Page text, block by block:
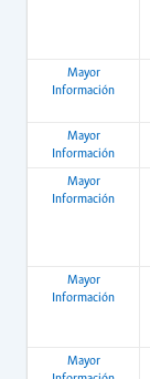
Mayor
Información
Mayor
Información
Mayor
Información
Mayor
Información
Mayor